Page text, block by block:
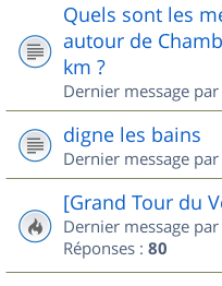
Quels sont les
autour de
km ?
Dernier message par
digne les bains
Dernier message par
[Grand Tour du
Dernier message par
Réponses : 80